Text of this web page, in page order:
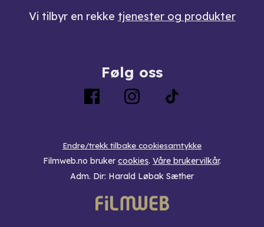
Vi tilbyr en rekke tjenester og produkter
Følg oss
Endre/trekk tilbake cookiesamtykke
Filmweb.no bruker cookies. Våre brukervilkår.
Adm. Dir: Harald Løbak Sæther